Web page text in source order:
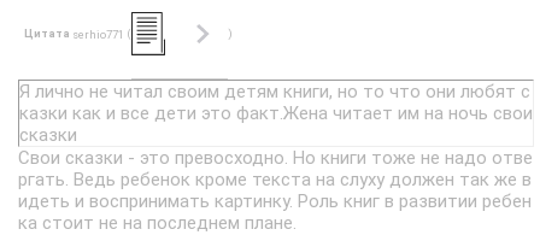
Цитата serhio771 ( )
Я лично не читал своим детям книги, но то что они любят с
казки как и все дети это факт.Жена читает им на ночь свои
сказки
Свои сказки - это превосходно. Но книги тоже не надо отве
ргать. Ведь ребенок кроме текста на слуху должен так же в
идеть и воспринимать картинку. Роль книг в развитии ребен
ка стоит не на последнем плане.